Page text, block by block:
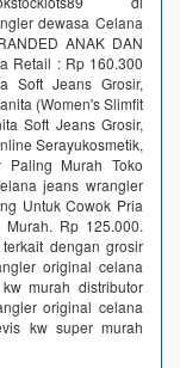
dewasa Celana
ANAK DAN
Retail : Rp 160.300
Soft Jeans Grosir,
(Women's Slimfit
Soft Jeans Grosir,
Serayukosmetik,
Paling Murah Toko
jeans wrangler
Untuk Cowok Pria
Rp 125.000.
dengan grosir
original celana
murah distributor
original celana
kw super murah